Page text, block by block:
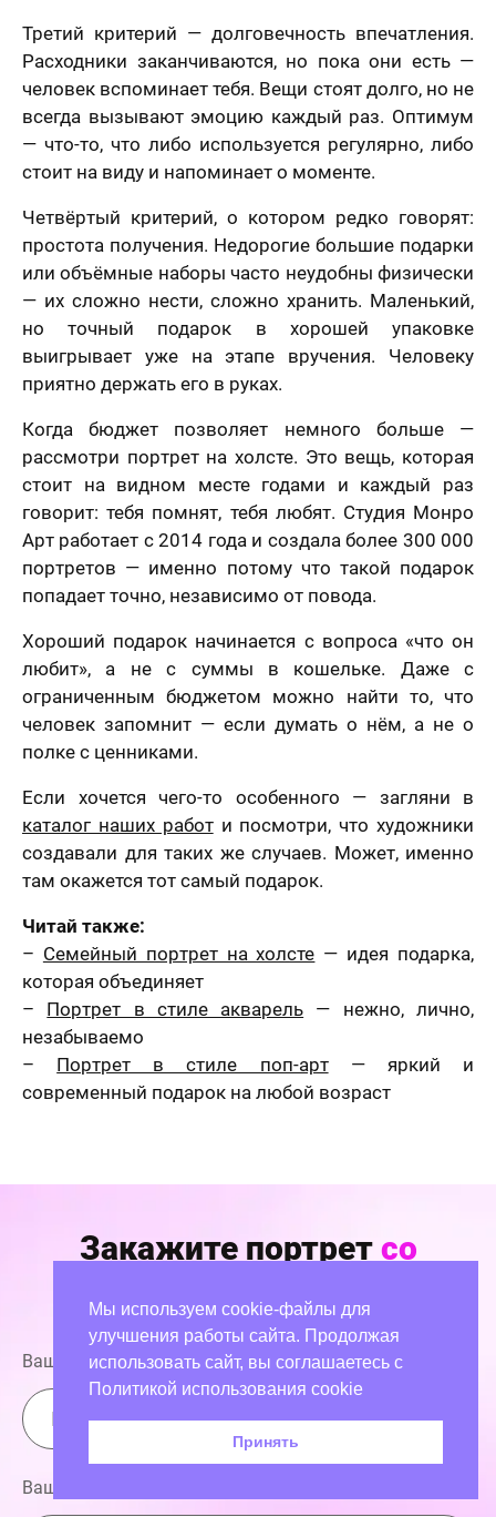
8 800 707 17 48
Третий критерий — долговечность впечатления.
Расходники заканчиваются, но пока они есть —
человек вспоминает тебя. Вещи стоят долго, но не
всегда вызывают эмоцию каждый раз. Оптимум
— что-то, что либо используется регулярно, либо
стоит на виду и напоминает о моменте.
Четвёртый критерий, о котором редко говорят:
простота получения. Недорогие большие подарки
или объёмные наборы часто неудобны физически
— их сложно нести, сложно хранить. Маленький,
но точный подарок в хорошей упаковке
выигрывает уже на этапе вручения. Человеку
приятно держать его в руках.
Когда бюджет позволяет немного больше —
рассмотри портрет на холсте. Это вещь, которая
стоит на видном месте годами и каждый раз
говорит: тебя помнят, тебя любят. Студия Монро
Арт работает с 2014 года и создала более 300 000
портретов — именно потому что такой подарок
попадает точно, независимо от повода.
Хороший подарок начинается с вопроса «что он
любит», а не с суммы в кошельке. Даже с
ограниченным бюджетом можно найти то, что
человек запомнит — если думать о нём, а не о
полке с ценниками.
Если хочется чего-то особенного — загляни в
каталог наших работи посмотри, что художники
создавали для таких же случаев. Может, именно
там окажется тот самый подарок.
Читай также:
– Семейный портрет на холсте — идея подарка,
которая объединяет
– Портрет в стиле акварель — нежно, лично,
незабываемо
– Портрет в стиле поп-арт— яркий и
современный подарок на любой возраст
Закажите портрет со
Ваше имя
Ваш номер телефона
Мы используем cookie-файлы для
улучшения работы сайта. Продолжая
использовать сайт, вы соглашаетесь с
Политикой использования cookie
Принять